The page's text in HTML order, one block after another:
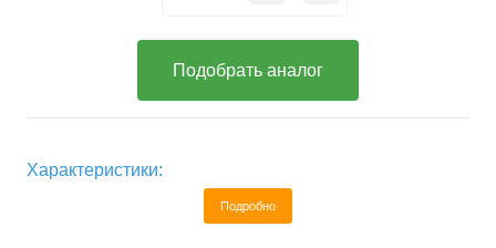
Подобрать аналог
Характеристики:
Подробно